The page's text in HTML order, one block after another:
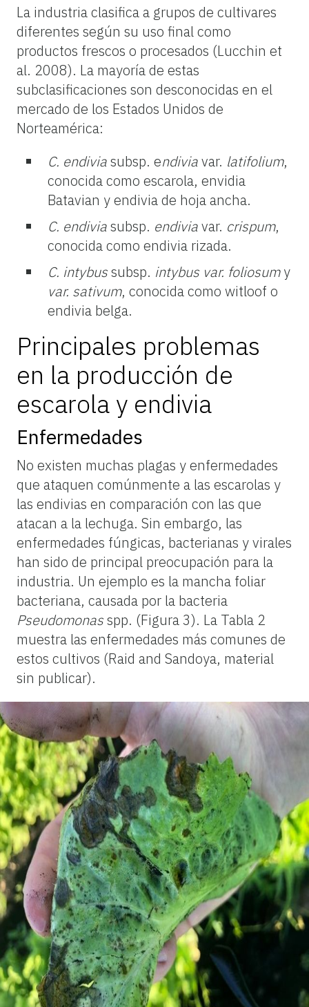
La industria clasifica a grupos de cultivares
diferentes según su uso final como
productos frescos o procesados (Lucchin et
al. 2008). La mayoría de estas
subclasificaciones son desconocidas en el
mercado de los Estados Unidos de
Norteamérica:
C. endiviasubsp. endiviavar. latifolium,
conocida como escarola, envidia
Batavian y endivia de hoja ancha.
C. endiviasubsp. endiviavar. crispum,
conocida como endivia rizada.
C. intybussubsp. intybus var. foliosumy
var. sativum, conocida como witloof o
endivia belga.
Principales problemas
en la producción de
escarola y endivia
Enfermedades
No existen muchas plagas y enfermedades
que ataquen comúnmente a las escarolas y
las endivias en comparación con las que
atacan a la lechuga. Sin embargo, las
enfermedades fúngicas, bacterianas y virales
han sido de principal preocupación para la
industria. Un ejemplo es la mancha foliar
bacteriana, causada por la bacteria
Pseudomonasspp. (Figura 3). La Tabla 2
muestra las enfermedades más comunes de
estos cultivos (Raid and Sandoya, material
sin publicar).